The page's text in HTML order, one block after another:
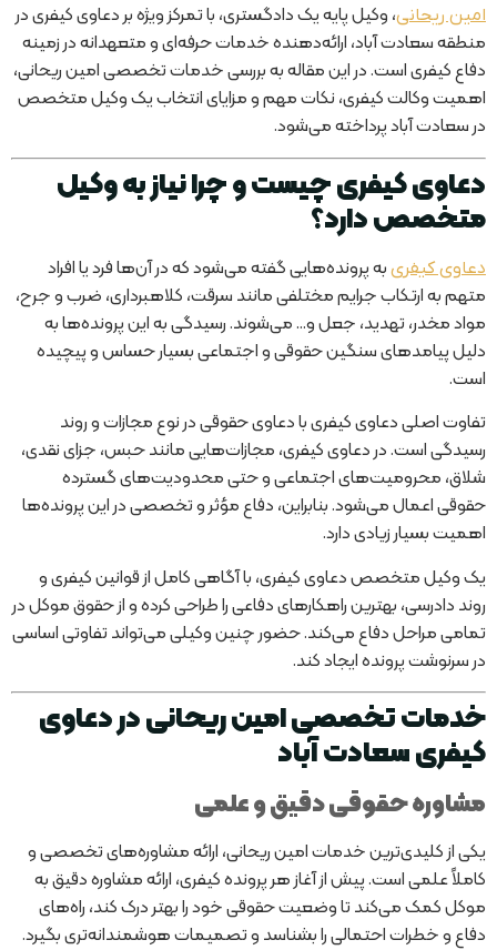
امین ریحانی، وکیل پایه یک دادگستری، با تمرکز ویژه بر دعاوی کیفری در
منطقه سعادت آباد، ارائه‌دهنده خدمات حرفه‌ای و متعهدانه در زمینه
دفاع کیفری است. در این مقاله به بررسی خدمات تخصصی امین ریحانی،
اهمیت وکالت کیفری، نکات مهم و مزایای انتخاب یک وکیل متخصص
در سعادت آباد پرداخته می‌شود.
دعاوی کیفری چیست و چرا نیاز به وکیل
متخصص دارد؟
دعاوی کیفری به پرونده‌هایی گفته می‌شود که در آن‌ها فرد یا افراد
متهم به ارتکاب جرایم مختلفی مانند سرقت، کلاهبرداری، ضرب و جرح،
مواد مخدر، تهدید، جعل و… می‌شوند. رسیدگی به این پرونده‌ها به
دلیل پیامدهای سنگین حقوقی و اجتماعی بسیار حساس و پیچیده
است.
تفاوت اصلی دعاوی کیفری با دعاوی حقوقی در نوع مجازات و روند
رسیدگی است. در دعاوی کیفری، مجازات‌هایی مانند حبس، جزای نقدی،
شلاق، محرومیت‌های اجتماعی و حتی محدودیت‌های گسترده
حقوقی اعمال می‌شود. بنابراین، دفاع مؤثر و تخصصی در این پرونده‌ها
اهمیت بسیار زیادی دارد.
یک وکیل متخصص دعاوی کیفری، با آگاهی کامل از قوانین کیفری و
روند دادرسی، بهترین راهکارهای دفاعی را طراحی کرده و از حقوق موکل در
تمامی مراحل دفاع می‌کند. حضور چنین وکیلی می‌تواند تفاوتی اساسی
در سرنوشت پرونده ایجاد کند.
خدمات تخصصی امین ریحانی در دعاوی
کیفری سعادت آباد
مشاوره حقوقی دقیق و علمی
یکی از کلیدی‌ترین خدمات امین ریحانی، ارائه مشاوره‌های تخصصی و
کاملاً علمی است. پیش از آغاز هر پرونده کیفری، ارائه مشاوره دقیق به
موکل کمک می‌کند تا وضعیت حقوقی خود را بهتر درک کند، راه‌های
دفاع و خطرات احتمالی را بشناسد و تصمیمات هوشمندانه‌تری بگیرد.